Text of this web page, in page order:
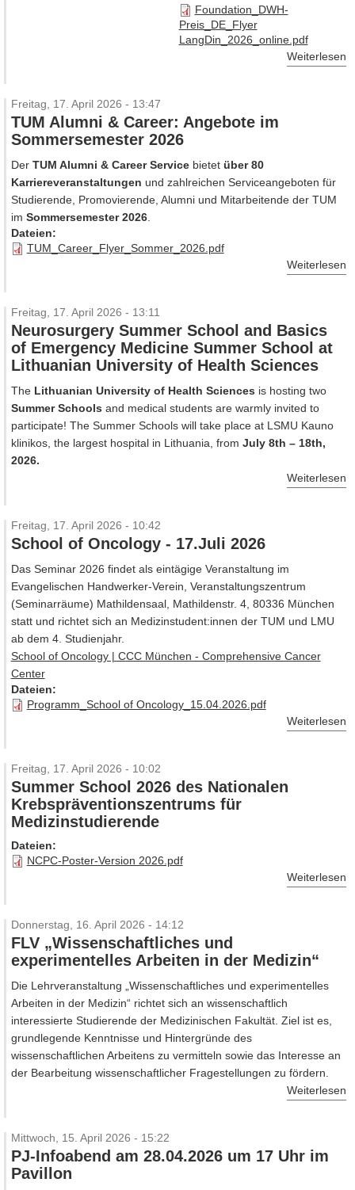
Foundation_DWH-
Preis_DE_Flyer
LangDin_2026_online.pdf
Weiterlesen
Freitag, 17. April 2026 - 13:47
TUM Alumni & Career: Angebote im
Sommersemester 2026
Der TUM Alumni & Career Service bietetüber 80
Karriereveranstaltungen und zahlreichen Serviceangeboten für
Studierende, Promovierende, Alumni und Mitarbeitende der TUM
im Sommersemester 2026.
Dateien:
TUM_Career_Flyer_Sommer_2026.pdf
Weiterlesen
Freitag, 17. April 2026 - 13:11
Neurosurgery Summer School and Basics
of Emergency Medicine Summer School at
Lithuanian University of Health Sciences
The Lithuanian University of Health Sciences is hosting two
Summer Schools and medical students are warmly invited to
participate! The Summer Schools will take place at LSMU Kauno
klinikos, the largest hospital in Lithuania, from July 8th – 18th,
2026.
Weiterlesen
Freitag, 17. April 2026 - 10:42
School of Oncology - 17.Juli 2026
Das Seminar 2026 findet als eintägige Veranstaltung im
Evangelischen Handwerker-Verein, Veranstaltungszentrum
(Seminarräume) Mathildensaal, Mathildenstr. 4, 80336 München
statt und richtet sich an Medizinstudent:innen der TUM und LMU
ab dem 4. Studienjahr.
School of Oncology | CCC München - Comprehensive Cancer
Center
Dateien:
Programm_School of Oncology_15.04.2026.pdf
Weiterlesen
Freitag, 17. April 2026 - 10:02
Summer School 2026 des Nationalen
Krebspräventionszentrums für
Medizinstudierende
Dateien:
NCPC-Poster-Version 2026.pdf
Weiterlesen
Donnerstag, 16. April 2026 - 14:12
FLV „Wissenschaftliches und
experimentelles Arbeiten in der Medizin“
Die Lehrveranstaltung „Wissenschaftliches und experimentelles
Arbeiten in der Medizin“ richtet sich an wissenschaftlich
interessierte Studierende der Medizinischen Fakultät. Ziel ist es,
grundlegende Kenntnisse und Hintergründe des
wissenschaftlichen Arbeitens zu vermitteln sowie das Interesse an
der Bearbeitung wissenschaftlicher Fragestellungen zu fördern.
Weiterlesen
Mittwoch, 15. April 2026 - 15:22
PJ-Infoabend am 28.04.2026 um 17 Uhr im
Pavillon